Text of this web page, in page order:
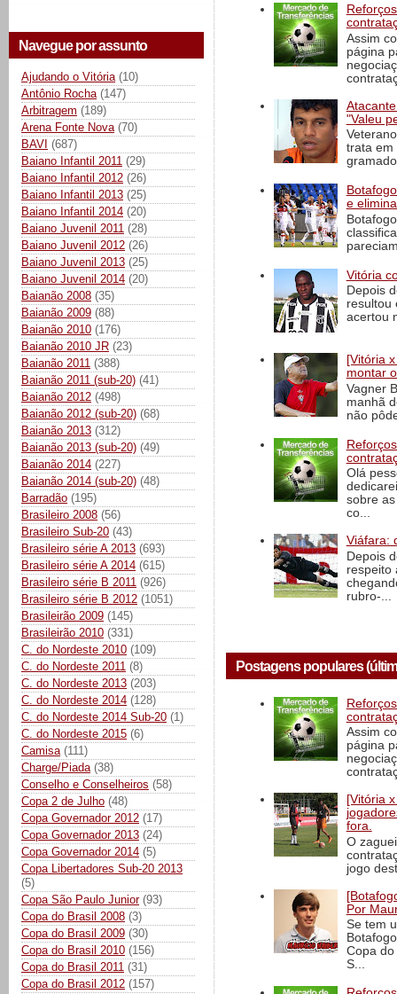
Navegue por assunto
Ajudando o Vitória (10)
Antônio Rocha (147)
Arbitragem (189)
Arena Fonte Nova (70)
BAVI (687)
Baiano Infantil 2011 (29)
Baiano Infantil 2012 (26)
Baiano Infantil 2013 (25)
Baiano Infantil 2014 (20)
Baiano Juvenil 2011 (28)
Baiano Juvenil 2012 (26)
Baiano Juvenil 2013 (25)
Baiano Juvenil 2014 (20)
Baianão 2008 (35)
Baianão 2009 (88)
Baianão 2010 (176)
Baianão 2010 JR (23)
Baianão 2011 (388)
Baianão 2011 (sub-20) (41)
Baianão 2012 (498)
Baianão 2012 (sub-20) (68)
Baianão 2013 (312)
Baianão 2013 (sub-20) (49)
Baianão 2014 (227)
Baianão 2014 (sub-20) (48)
Barradão (195)
Brasileiro 2008 (56)
Brasileiro Sub-20 (43)
Brasileiro série A 2013 (693)
Brasileiro série A 2014 (615)
Brasileiro série B 2011 (926)
Brasileiro série B 2012 (1051)
Brasileirão 2009 (145)
Brasileirão 2010 (331)
C. do Nordeste 2010 (109)
C. do Nordeste 2011 (8)
C. do Nordeste 2013 (203)
C. do Nordeste 2014 (128)
C. do Nordeste 2014 Sub-20 (1)
C. do Nordeste 2015 (6)
Camisa (111)
Charge/Piada (38)
Conselho e Conselheiros (58)
Copa 2 de Julho (48)
Copa Governador 2012 (17)
Copa Governador 2013 (24)
Copa Governador 2014 (5)
Copa Libertadores Sub-20 2013
(5)
Copa São Paulo Junior (93)
Copa do Brasil 2008 (3)
Copa do Brasil 2009 (30)
Copa do Brasil 2010 (156)
Copa do Brasil 2011 (31)
Copa do Brasil 2012 (157)
Assim
página
"Valeu
trata em
e
Vitória
Depois
resultou
acertou
[Vitória
montar
Vagner
manhã
não
Olá
sobre
co...
Viáfara:
Depois
respeito
rubro-...
Postagens populares
Assim
página
[Vitória
fora.
O
jogo
Por
Se tem
Copa
S...